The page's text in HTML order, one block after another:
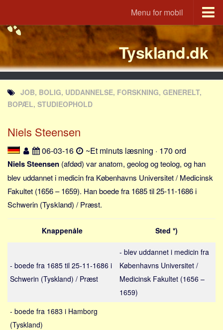
Menu for mobil
Portal
Udvandrerne.dk
Utvandrerne.no
Utvandrarna.se
Tyskland.dk
Rusland.dk
JLKM.dk
Lande
Tyrkiet
Spanien
Norge
USA
Alle
Tyskland.dk
JOB, BOLIG, UDDANNELSE, FORSKNING, GENERELT,
BOPÆL, STUDIEOPHOLD
Niels Steensen
06-03-16 ~Et minuts læsning · 170 ord
Niels Steensen (afdød) var anatom, geolog og teolog, og han
blev uddannet i medicin fra Københavns Universitet / Medicinsk
Fakultet (1656 – 1659). Han boede fra 1685 til 25-11-1686 i
Schwerin (Tyskland) / Præst.
Knappenåle Sted *)
- boede fra 1685 til 25-11-1686 i
Schwerin (Tyskland) / Præst
- blev uddannet i medicin fra
Københavns Universitet /
Medicinsk Fakultet (1656 –
1659)
- boede fra 1683 i Hamborg
(Tyskland)